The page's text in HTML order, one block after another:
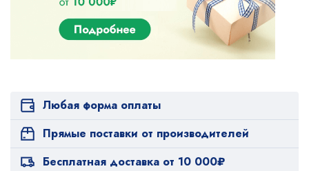
Любая форма оплаты
Прямые поставки от производителей
Бесплатная доставка от 10 000₽